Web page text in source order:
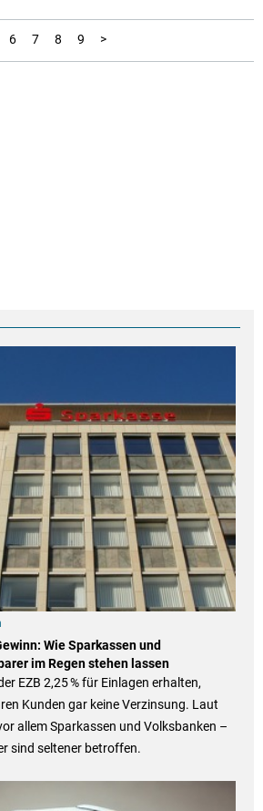
6 7 8 9 >
Wie Sparkassen und
im Regen stehen lassen
EZB 2,25 % für Einlagen erhalten,
Kunden gar keine Verzinsung. Laut
allem Sparkassen und Volksbanken –
sind seltener betroffen.